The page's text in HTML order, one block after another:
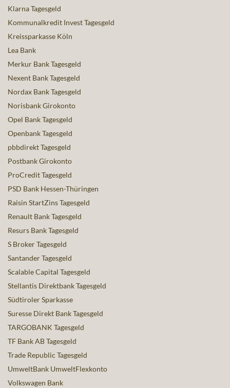
Klarna Tagesgeld
Kommunalkredit Invest Tagesgeld
Kreissparkasse Köln
Lea Bank
Merkur Bank Tagesgeld
Nexent Bank Tagesgeld
Nordax Bank Tagesgeld
Norisbank Girokonto
Opel Bank Tagesgeld
Openbank Tagesgeld
pbbdirekt Tagesgeld
Postbank Girokonto
ProCredit Tagesgeld
PSD Bank Hessen-Thüringen
Raisin StartZins Tagesgeld
Renault Bank Tagesgeld
Resurs Bank Tagesgeld
S Broker Tagesgeld
Santander Tagesgeld
Scalable Capital Tagesgeld
Stellantis Direktbank Tagesgeld
Südtiroler Sparkasse
Suresse Direkt Bank Tagesgeld
TARGOBANK Tagesgeld
TF Bank AB Tagesgeld
Trade Republic Tagesgeld
UmweltBank UmweltFlexkonto
Volkswagen Bank